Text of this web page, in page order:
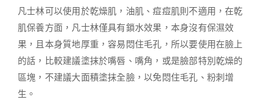
凡士林可以使用於乾燥肌，油肌、痘痘肌則不適用，在乾
肌保養方面，凡士林僅具有鎖水效果，本身沒有保濕效
果，且本身質地厚重，容易悶住毛孔，所以要使用在臉上
的話，比較建議塗抹於嘴唇、嘴角，或是臉部特別乾燥的
區塊，不建議大面積塗抹全臉，以免悶住毛孔、粉刺增
生。